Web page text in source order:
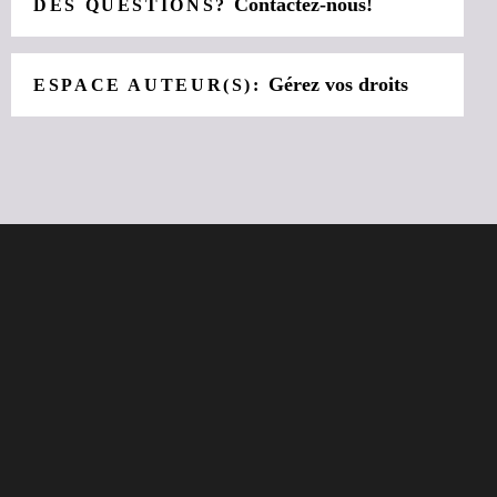
DES QUESTIONS?Contactez-nous!
ESPACE AUTEUR(S): Gérez vos droits